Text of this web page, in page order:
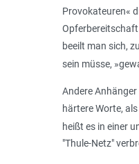
Provokateuren«
Opferbereitschaft
beeilt man sich,
sein müsse, »
Andere
härtere Worte,
heißt es in einer
"Thule-Netz"